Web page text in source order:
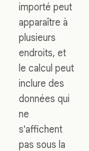
importé peut
apparaître à
plusieurs
endroits, et
le calcul peut
inclure des
données qui
ne
s'affichent
pas sous la